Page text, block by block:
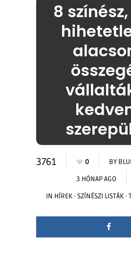
8
3761 0 BY
3 HÓNAP AGO
IN HÍREK · SZÍNÉSZI LISTÁK ·